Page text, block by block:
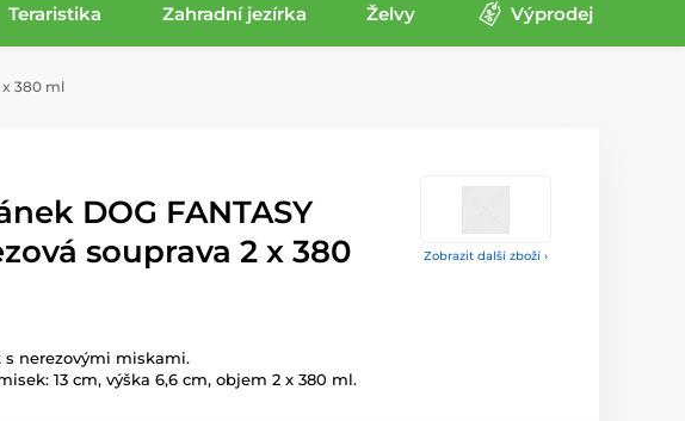
Teraristika Zahradní jezírka Želvy Výprodej
x 380 ml
Zobrazit další zboží ›
DOG FANTASY
souprava 2 x 380
s nerezovými miskami.
13 cm, výška 6,6 cm, objem 2 x 380 ml.